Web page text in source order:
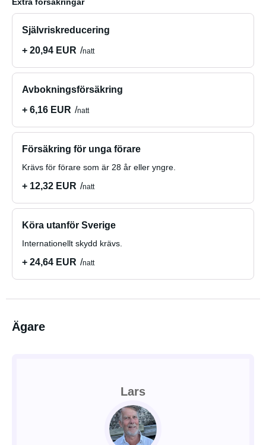
Självriskreducering
+ 20,94 EUR
natt
Avbokningsförsäkring
+ 6,16 EUR
natt
Försäkring för unga förare
Krävs för förare som är 28 år eller yngre.
+ 12,32 EUR natt
Köra utanför Sverige
Internationellt skydd krävs.
+ 24,64 EUR natt
Ägare
Lars